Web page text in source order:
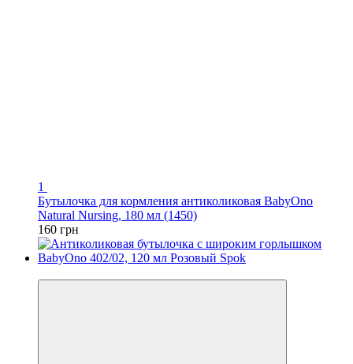
1
Бутылочка для кормления антиколиковая BabyOno
Natural Nursing, 180 мл (1450)
160 грн